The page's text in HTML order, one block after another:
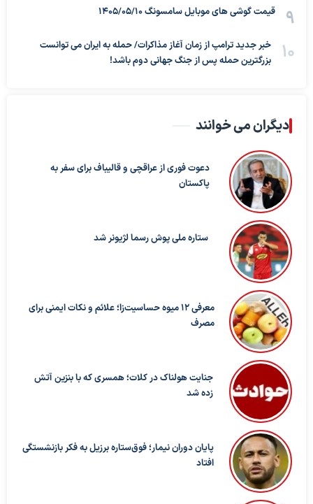
قیمت گوشی های موبایل سامسونگ 1405/05/10
خبر جدید ترامپ از زمان آغاز مذاکرات/ حمله به ایران می توانست
بزرگترین حمله پس از جنگ جهانی دوم باشد!
دیگران می خوانند
دعوت فوری از عراقچی و قالیباف برای سفر به
پاکستان
ستاره ملی پوش رسما لژیونر شد
معرفی ۱۲ میوه حساسیت‌زا؛ علائم و نکات ایمنی برای
مصرف
جنایت هولناک در کلات؛ همسری که با بنزین آتش
زده شد
پایان دوران نیمار؛ فوق‌ستاره برزیل به فکر بازنشستگی
افتاد